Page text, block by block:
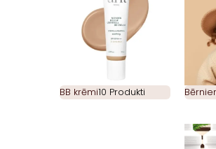
BB krēmi10 Produkti